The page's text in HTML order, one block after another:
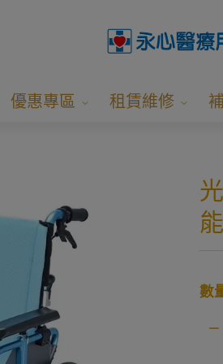
優惠專區 租賃維修
數